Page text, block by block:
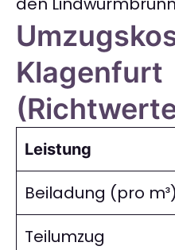
Klagenfurt
Leistung
Beiladung (pro m³)
Teilumzug